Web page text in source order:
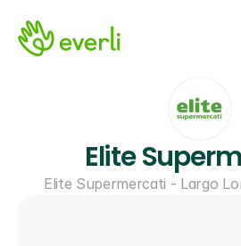
Elite
Elite Supermercati - Largo